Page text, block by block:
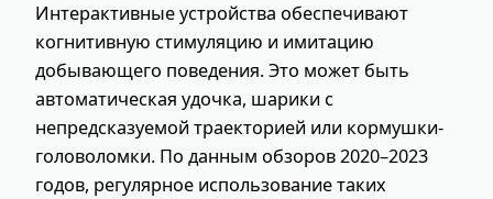
Интерактивные устройства обеспечивают
когнитивную стимуляцию и имитацию
добывающего поведения. Это может быть
автоматическая удочка, шарики с
непредсказуемой траекторией или кормушки-
головоломки. По данным обзоров 2020–2023
годов, регулярное использование таких